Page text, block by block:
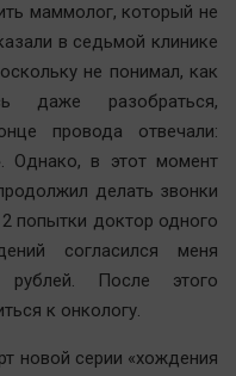
маммолог, который не
в седьмой клинике
не понимал, как
даже разобраться,
провода отвечали:
Однако, в этот момент
делать звонки
попытки доктор одного
согласился меня
рублей. После этого
к онкологу.
новой серии «хождения